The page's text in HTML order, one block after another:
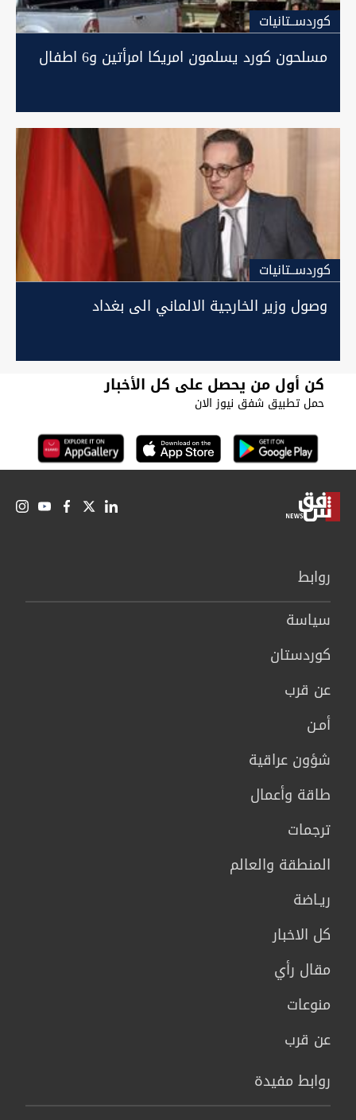
كوردســتانيات
مسلحون كورد يسلمون امريكا امرأتين و6 اطفال
كوردســتانيات
وصول وزير الخارجية الالماني الى بغداد
كن أول من يحصل على كل الأخبار
حمل تطبيق شفق نيوز الان
روابط
سیاسة
كوردستان
عن قرب
أمـن
شؤون عراقية
طاقة وأعمال
ترجمات
المنطقة والعالم
ريـاضة
كل الاخبار
مقال رأي
منوعات
عن قرب
روابط مفيدة